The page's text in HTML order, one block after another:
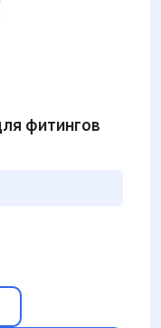
фитингов